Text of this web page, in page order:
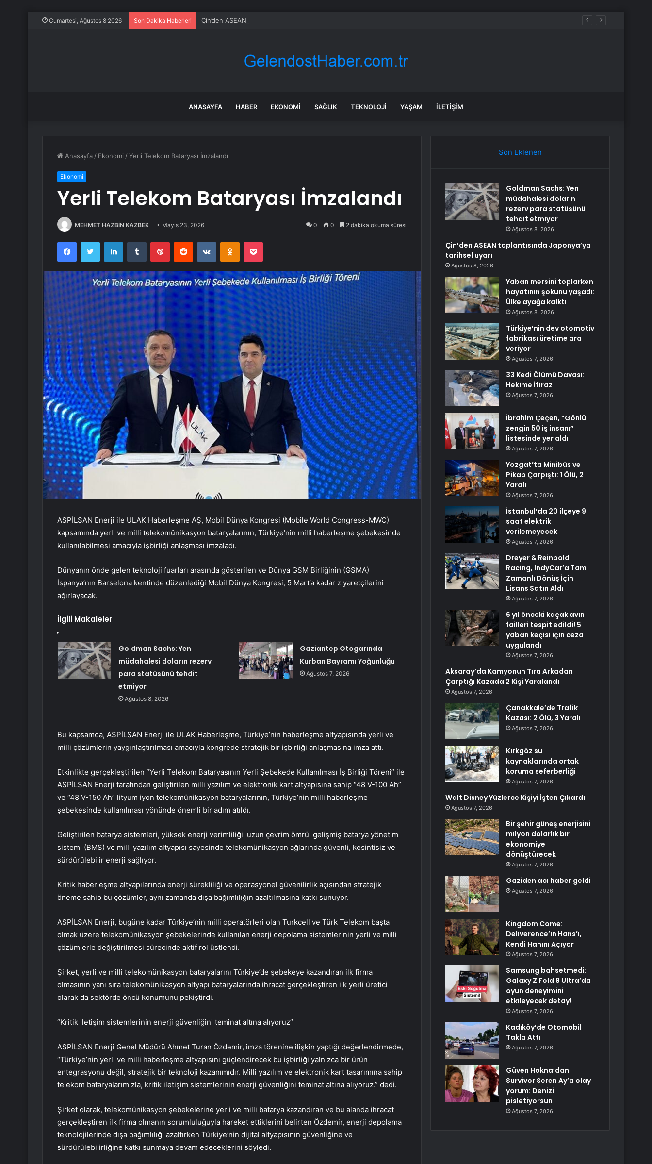
Cumartesi, Ağustos 8 2026 Son Dakika Haberleri Çin’den ASEAN toplantısında Japonya’ya tarihsel uyarı
ANASAYFA HABER EKONOMI SAĞLIK TEKNOLOJI YAŞAM İLETIŞIM
Anasayfa / Ekonomi /Yerli Telekom Bataryası İmzalandı
Ekonomi
Yerli Telekom Bataryası İmzalandı
MEHMET HAZBİN KAZBEK Mayıs 23, 2026 0 0 2 dakika okuma süresi
FacebookTwitter LinkedInTumblr PinterestReddit VKontakteOdnoklassniki
Pocket
ASPİLSAN Enerji ile ULAK Haberleşme AŞ, Mobil Dünya Kongresi (Mobile World Congress-MWC)
kapsamında yerli ve milli telekomünikasyon bataryalarının, Türkiye’nin milli haberleşme şebekesinde
kullanılabilmesi amacıyla işbirliği anlaşması imzaladı.
Dünyanın önde gelen teknoloji fuarları arasında gösterilen ve Dünya GSM Birliğinin (GSMA)
İspanya’nın Barselona kentinde düzenlediği Mobil Dünya Kongresi, 5 Mart’a kadar ziyaretçilerini
ağırlayacak.
İlgili Makaleler
Goldman Sachs: Yen
müdahalesi doların rezerv
para statüsünü tehdit
etmiyor
Ağustos 8, 2026
Gaziantep Otogarında
Kurban Bayramı Yoğunluğu
Ağustos 7, 2026
Bu kapsamda, ASPİLSAN Enerji ile ULAK Haberleşme, Türkiye’nin haberleşme altyapısında yerli ve
milli çözümlerin yaygınlaştırılması amacıyla kongrede stratejik bir işbirliği anlaşmasına imza attı.
Etkinlikte gerçekleştirilen “Yerli Telekom Bataryasının Yerli Şebekede Kullanılması İş Birliği Töreni” ile
ASPİLSAN Enerji tarafından geliştirilen milli yazılım ve elektronik kart altyapısına sahip “48 V-100 Ah”
ve “48 V-150 Ah” lityum iyon telekomünikasyon bataryalarının, Türkiye’nin milli haberleşme
şebekesinde kullanılması yönünde önemli bir adım atıldı.
Geliştirilen batarya sistemleri, yüksek enerji verimliliği, uzun çevrim ömrü, gelişmiş batarya yönetim
sistemi (BMS) ve milli yazılım altyapısı sayesinde telekomünikasyon ağlarında güvenli, kesintisiz ve
sürdürülebilir enerji sağlıyor.
Kritik haberleşme altyapılarında enerji sürekliliği ve operasyonel güvenilirlik açısından stratejik
öneme sahip bu çözümler, aynı zamanda dışa bağımlılığın azaltılmasına katkı sunuyor.
ASPİLSAN Enerji, bugüne kadar Türkiye’nin milli operatörleri olan Turkcell ve Türk Telekom başta
olmak üzere telekomünikasyon şebekelerinde kullanılan enerji depolama sistemlerinin yerli ve milli
çözümlerle değiştirilmesi sürecinde aktif rol üstlendi.
Şirket, yerli ve milli telekomünikasyon bataryalarını Türkiye’de şebekeye kazandıran ilk firma
olmasının yanı sıra telekomünikasyon altyapı bataryalarında ihracat gerçekleştiren ilk yerli üretici
olarak da sektörde öncü konumunu pekiştirdi.
“Kritik iletişim sistemlerinin enerji güvenliğini teminat altına alıyoruz”
ASPİLSAN Enerji Genel Müdürü Ahmet Turan Özdemir, imza törenine ilişkin yaptığı değerlendirmede,
“Türkiye’nin yerli ve milli haberleşme altyapısını güçlendirecek bu işbirliği yalnızca bir ürün
entegrasyonu değil, stratejik bir teknoloji kazanımıdır. Milli yazılım ve elektronik kart tasarımına sahip
telekom bataryalarımızla, kritik iletişim sistemlerinin enerji güvenliğini teminat altına alıyoruz.” dedi.
Şirket olarak, telekomünikasyon şebekelerine yerli ve milli batarya kazandıran ve bu alanda ihracat
gerçekleştiren ilk firma olmanın sorumluluğuyla hareket ettiklerini belirten Özdemir, enerji depolama
teknolojilerinde dışa bağımlılığı azaltırken Türkiye’nin dijital altyapısının güvenliğine ve
sürdürülebilirliğine katkı sunmaya devam edeceklerini söyledi.
Son Eklenen
Goldman Sachs: Yen
müdahalesi doların
rezerv para statüsünü
tehdit etmiyor
Ağustos 8, 2026
Çin’den ASEAN toplantısında Japonya’ya
tarihsel uyarı
Ağustos 8, 2026
Yaban mersini toplarken
hayatının şokunu yaşadı:
Ülke ayağa kalktı
Ağustos 8, 2026
Türkiye’nin dev otomotiv
fabrikası üretime ara
veriyor
Ağustos 7, 2026
33 Kedi Ölümü Davası:
Hekime İtiraz
Ağustos 7, 2026
İbrahim Çeçen, “Gönlü
zengin 50 iş insanı”
listesinde yer aldı
Ağustos 7, 2026
Yozgat’ta Minibüs ve
Pikap Çarpıştı: 1 Ölü, 2
Yaralı
Ağustos 7, 2026
İstanbul’da 20 ilçeye 9
saat elektrik
verilemeyecek
Ağustos 7, 2026
Dreyer & Reinbold
Racing, IndyCar’a Tam
Zamanlı Dönüş İçin
Lisans Satın Aldı
Ağustos 7, 2026
6 yıl önceki kaçak avın
failleri tespit edildi! 5
yaban keçisi için ceza
uygulandı
Ağustos 7, 2026
Aksaray’da Kamyonun Tıra Arkadan
Çarptığı Kazada 2 Kişi Yaralandı
Ağustos 7, 2026
Çanakkale’de Trafik
Kazası: 2 Ölü, 3 Yaralı
Ağustos 7, 2026
Kırkgöz su
kaynaklarında ortak
koruma seferberliği
Ağustos 7, 2026
Walt Disney Yüzlerce Kişiyi İşten Çıkardı
Ağustos 7, 2026
Bir şehir güneş enerjisini
milyon dolarlık bir
ekonomiye
dönüştürecek
Ağustos 7, 2026
Gaziden acı haber geldi
Ağustos 7, 2026
Kingdom Come:
Deliverence’ın Hans’ı,
Kendi Hanını Açıyor
Ağustos 7, 2026
Samsung bahsetmedi:
Galaxy Z Fold 8 Ultra’da
oyun deneyimini
etkileyecek detay!
Ağustos 7, 2026
Kadıköy’de Otomobil
Takla Attı
Ağustos 7, 2026
Güven Hokna’dan
Survivor Seren Ay’a olay
yorum: Denizi
pisletiyorsun
Ağustos 7, 2026